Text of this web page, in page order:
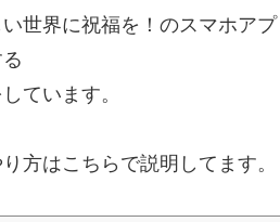
世界に祝福を！のスマホア
ています。
方はこちらで説明してます。